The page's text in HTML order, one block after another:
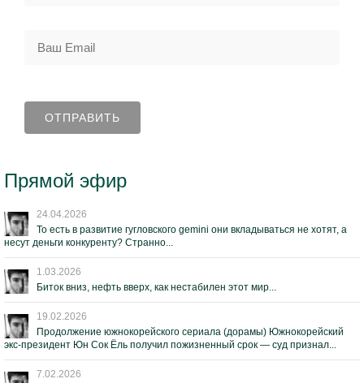
Прямой эфир
24.04.2026
То есть в развитие гугловского gemini они вкладываться не хотят, а
несут деньги конкуренту? Странно...
1.03.2026
Биток вниз, нефть вверх, как нестабилен этот мир...
19.02.2026
Продолжение южнокорейского сериала (дорамы) Южнокорейский
экс-президент Юн Сок Ёль получил пожизненный срок — суд признал...
7.02.2026